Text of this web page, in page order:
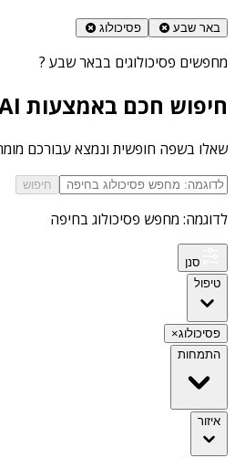
באר שבע פסיכולוג
מחפשים פסיכולוגים בבאר שבע ?
חיפוש חכם באמצעות AI
שאלו בשפה חופשית ונמצא עבורכם
חיפוש
לדוגמה: מחפש פסיכולוג בחיפה
סנן
טיפול
פסיכולוג×
התמחות
איזור